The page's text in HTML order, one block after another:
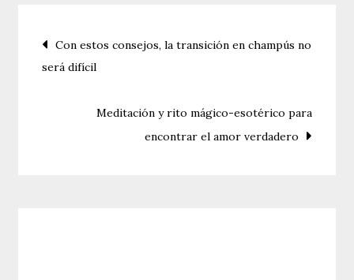
cotillones
Navegación
de
entradas
Con estos consejos, la transición en champús no
será difícil
Meditación y rito mágico-esotérico para
encontrar el amor verdadero